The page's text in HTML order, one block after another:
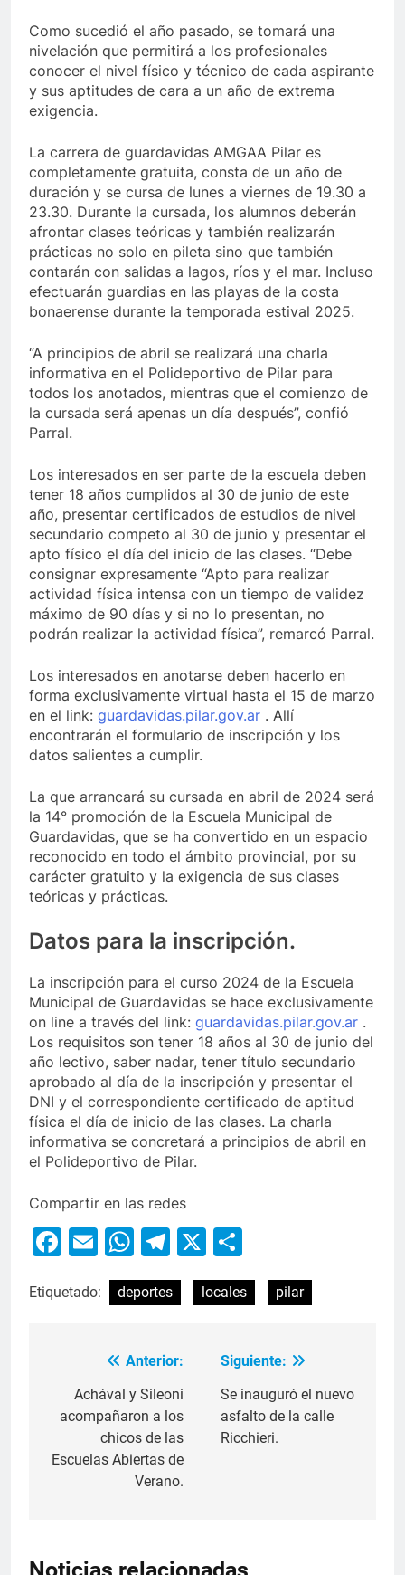
Como sucedió el año pasado, se tomará una
nivelación que permitirá a los profesionales
conocer el nivel físico y técnico de cada aspirante
y sus aptitudes de cara a un año de extrema
exigencia.
La carrera de guardavidas AMGAA Pilar es
completamente gratuita, consta de un año de
duración y se cursa de lunes a viernes de 19.30 a
23.30. Durante la cursada, los alumnos deberán
afrontar clases teóricas y también realizarán
prácticas no solo en pileta sino que también
contarán con salidas a lagos, ríos y el mar. Incluso
efectuarán guardias en las playas de la costa
bonaerense durante la temporada estival 2025.
“A principios de abril se realizará una charla
informativa en el Polideportivo de Pilar para
todos los anotados, mientras que el comienzo de
la cursada será apenas un día después”, confió
Parral.
Los interesados en ser parte de la escuela deben
tener 18 años cumplidos al 30 de junio de este
año, presentar certificados de estudios de nivel
secundario competo al 30 de junio y presentar el
apto físico el día del inicio de las clases. “Debe
consignar expresamente “Apto para realizar
actividad física intensa con un tiempo de validez
máximo de 90 días y si no lo presentan, no
podrán realizar la actividad física”, remarcó Parral.
Los interesados en anotarse deben hacerlo en
forma exclusivamente virtual hasta el 15 de marzo
en el link: guardavidas.pilar.gov.ar . Allí
encontrarán el formulario de inscripción y los
datos salientes a cumplir.
La que arrancará su cursada en abril de 2024 será
la 14° promoción de la Escuela Municipal de
Guardavidas, que se ha convertido en un espacio
reconocido en todo el ámbito provincial, por su
carácter gratuito y la exigencia de sus clases
teóricas y prácticas.
Datos para la inscripción.
La inscripción para el curso 2024 de la Escuela
Municipal de Guardavidas se hace exclusivamente
on line a través del link: guardavidas.pilar.gov.ar .
Los requisitos son tener 18 años al 30 de junio del
año lectivo, saber nadar, tener título secundario
aprobado al día de la inscripción y presentar el
DNI y el correspondiente certificado de aptitud
física el día de inicio de las clases. La charla
informativa se concretará a principios de abril en
el Polideportivo de Pilar.
Compartir en las redes
Facebook
EmailWhatsApp
Telegram
X
Etiquetado: deportes locales pilar
Anterior:
Achával y Sileoni
acompañaron a los
chicos de las
Escuelas Abiertas de
Verano.
Siguiente:
Se inauguró el nuevo
asfalto de la calle
Ricchieri.